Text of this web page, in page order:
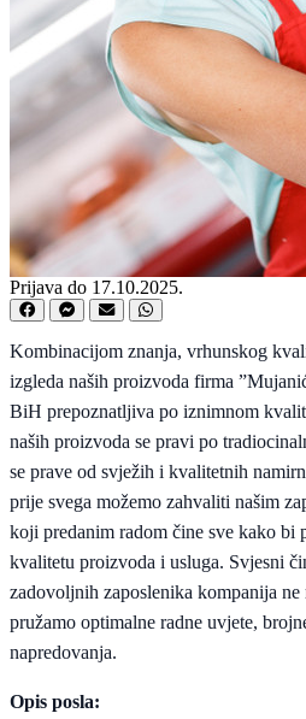
Prijava do 17.10.2025.
Kombinacijom znanja, vrhunskog
izgleda naših proizvoda firma
BiH prepoznatljiva po iznimnom
naših proizvoda se pravi po
se prave od svježih i kvalitetnih
prije svega možemo zahvaliti našim
koji predanim radom čine sve kako bi
kvalitetu proizvoda i usluga. Svjesni
zadovoljnih zaposlenika kompanija
pružamo optimalne radne uvjete,
napredovanja.
Opis posla: